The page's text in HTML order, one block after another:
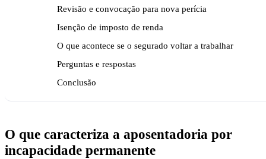
Revisão e convocação para nova perícia
Isenção de imposto de renda
O que acontece se o segurado voltar a trabalhar
Perguntas e respostas
Conclusão
O que caracteriza a aposentadoria por
incapacidade permanente